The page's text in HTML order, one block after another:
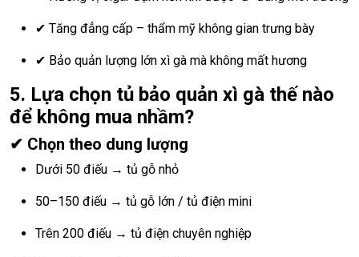
✔ Tăng đẳng cấp – thẩm mỹ không gian trưng bày
✔ Bảo quản lượng lớn xì gà mà không mất hương
5. Lựa chọn tủ bảo quản xì gà thế nào
để không mua nhầm?
✔ Chọn theo dung lượng
Dưới 50 điếu → tủ gỗ nhỏ
50–150 điếu → tủ gỗ lớn / tủ điện mini
Trên 200 điếu → tủ điện chuyên nghiệp